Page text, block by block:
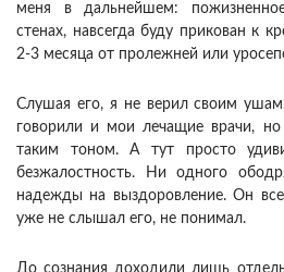
меня в дальнейшем:
стенах, навсегда буду прикован к
2-3 месяца от пролежней или
Слушая его, я не верил своим
говорили и мои лечащие врачи,
таким тоном. А тут просто
безжалостность. Ни одного
надежды на выздоровление. Он
уже не слышал его, не понимал.
До сознания доходили лишь